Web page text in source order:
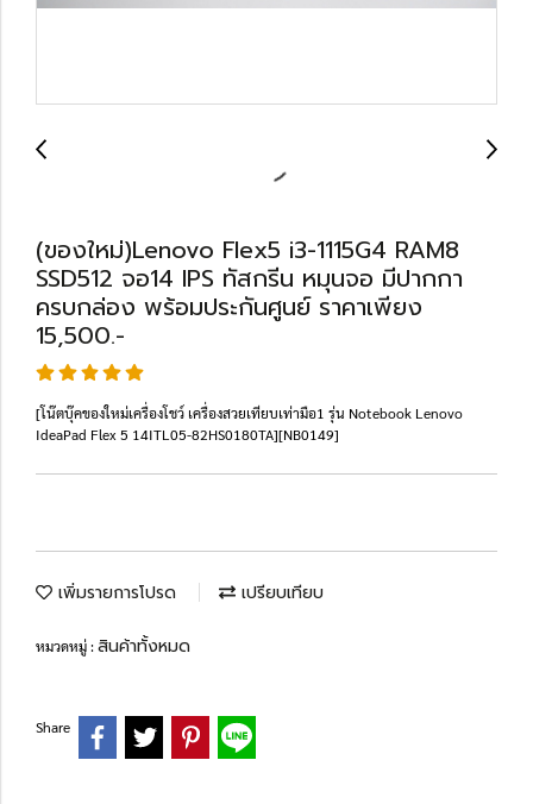
(ของใหม่)Lenovo Flex5 i3-1115G4 RAM8
SSD512 จอ14 IPS ทัสกรีน หมุนจอ มีปากกา
ครบกล่อง พร้อมประกันศูนย์ ราคาเพียง
15,500.-
[โน๊ตบุ๊คของใหม่เครื่องโชว์ เครื่องสวยเทียบเท่ามือ1 รุ่น Notebook Lenovo
IdeaPad Flex 5 14ITL05-82HS0180TA][NB0149]
เพิ่มรายการโปรด เปรียบเทียบ
หมวดหมู่ :สินค้าทั้งหมด
Share